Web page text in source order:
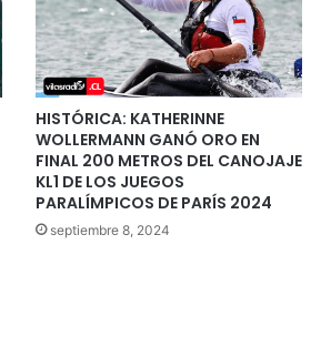
HISTÓRICA: KATHERINNE
WOLLERMANN GANÓ ORO EN
FINAL 200 METROS DEL CANOJAJE
KL1 DE LOS JUEGOS
PARALÍMPICOS DE PARÍS 2024
septiembre 8, 2024